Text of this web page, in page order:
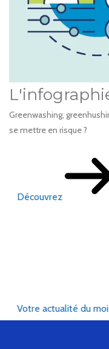
Greenwashing,
se mettre en risque ?
Découvrez
Votre actualité du